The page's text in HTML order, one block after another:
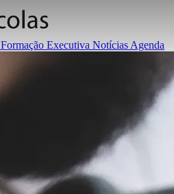
Formação Executiva Notícias Agenda